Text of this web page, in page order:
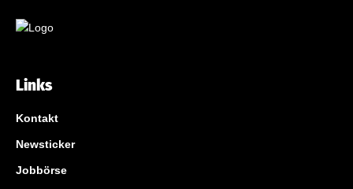
Links
Kontakt
Newsticker
Jobbörse